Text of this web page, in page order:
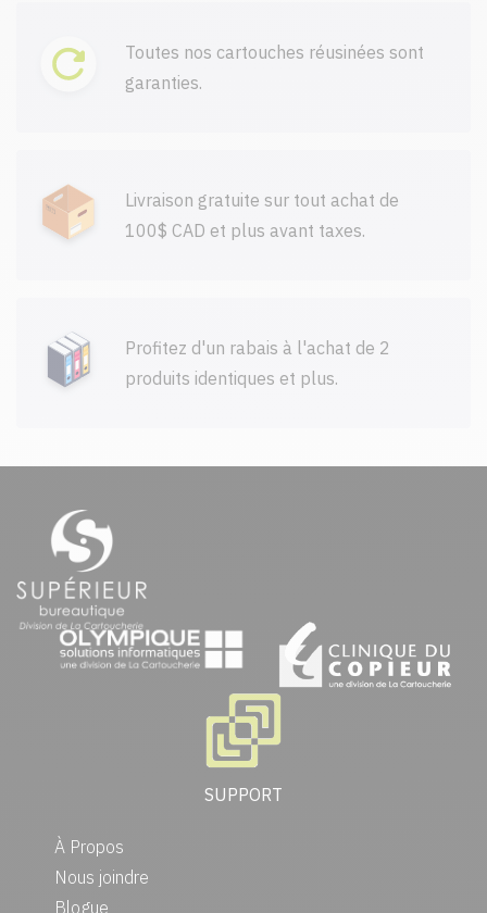
Toutes nos cartouches réusinées sont
garanties.
Livraison gratuite sur tout achat de
100$ CAD et plus avant taxes.
Profitez d'un rabais à l'achat de 2
produits identiques et plus.
SUPPORT
À Propos
Nous joindre
Blogue